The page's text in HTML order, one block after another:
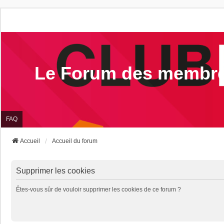
Le Forum des
FAQ
Accueil Accueil du forum
Supprimer les cookies
Êtes-vous sûr de vouloir supprimer les cookies de ce forum ?